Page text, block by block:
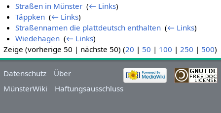
Straßen in Münster ‎(← Links)
Täppken ‎(← Links)
Straßennamen die plattdeutsch enthalten ‎(← Links)
Wiedehagen ‎(← Links)
Zeige (vorherige 50 | nächste 50) (20 | 50 | 100 | 250 | 500)
Datenschutz
Über
MünsterWiki
Haftungsausschluss